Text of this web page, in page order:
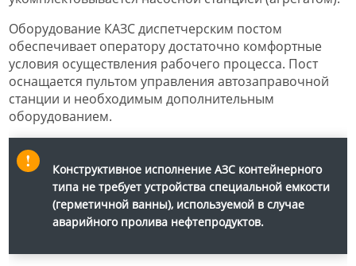
Оборудование КАЗС диспетчерским постом
обеспечивает оператору достаточно комфортные
условия осуществления рабочего процесса. Пост
оснащается пультом управления автозаправочной
станции и необходимым дополнительным
оборудованием.
Конструктивное исполнение АЗС контейнерного
типа не требует устройства специальной емкости
(герметичной ванны), используемой в случае
аварийного пролива нефтепродуктов.